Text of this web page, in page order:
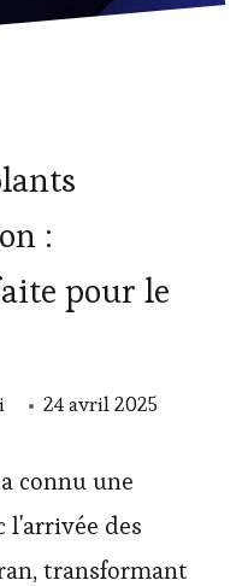
:
pour le
24 avril 2025
connu une
l'arrivée des
transformant